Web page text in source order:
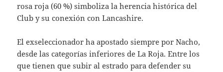
rosa roja (60 %) simboliza la herencia histórica del
Club y su conexión con Lancashire.
El exseleccionador ha apostado siempre por Nacho,
desde las categorías inferiores de La Roja. Entre los
que tienen que subir al estrado para defender su